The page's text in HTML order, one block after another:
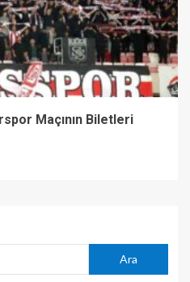
Maçının Biletleri
Ara